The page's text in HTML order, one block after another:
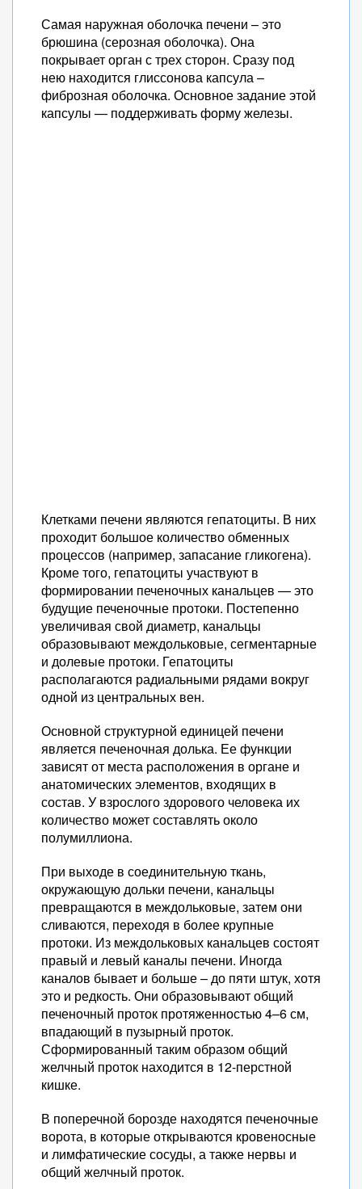
Самая наружная оболочка печени – это
брюшина (серозная оболочка). Она
покрывает орган с трех сторон. Сразу под
нею находится глиссонова капсула –
фиброзная оболочка. Основное задание этой
капсулы — поддерживать форму железы.
Клетками печени являются гепатоциты. В них
проходит большое количество обменных
процессов (например, запасание гликогена).
Кроме того, гепатоциты участвуют в
формировании печеночных канальцев — это
будущие печеночные протоки. Постепенно
увеличивая свой диаметр, канальцы
образовывают междольковые, сегментарные
и долевые протоки. Гепатоциты
располагаются радиальными рядами вокруг
одной из центральных вен.
Основной структурной единицей печени
является печеночная долька. Ее функции
зависят от места расположения в органе и
анатомических элементов, входящих в
состав. У взрослого здорового человека их
количество может составлять около
полумиллиона.
При выходе в соединительную ткань,
окружающую дольки печени, канальцы
превращаются в междольковые, затем они
сливаются, переходя в более крупные
протоки. Из междольковых канальцев состоят
правый и левый каналы печени. Иногда
каналов бывает и больше – до пяти штук, хотя
это и редкость. Они образовывают общий
печеночный проток протяженностью 4–6 см,
впадающий в пузырный проток.
Сформированный таким образом общий
желчный проток находится в 12-перстной
кишке.
В поперечной борозде находятся печеночные
ворота, в которые открываются кровеносные
и лимфатические сосуды, а также нервы и
общий желчный проток.